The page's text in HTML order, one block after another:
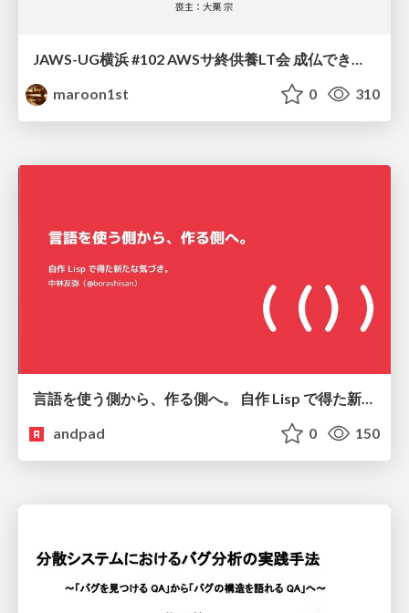
maroon1st
0 310
言語を使う側から、作る側へ。 自作 Lisp で得た新たな気づき。
andpad
0 150